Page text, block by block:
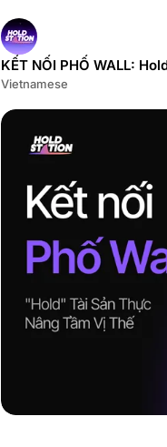
KẾT NỐI PHỐ WALL:
Vietnamese